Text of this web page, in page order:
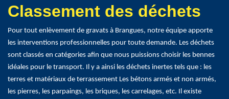
Classement des déchets
Pour tout enlèvement de gravats à Brangues, notre équipe apporte
les interventions professionnelles pour toute demande. Les déchets
sont classés en catégories afin que nous puissions choisir les bennes
idéales pour le transport. Il y a ainsi les déchets inertes tels que : les
terres et matériaux de terrassement Les bétons armés et non armés,
les pierres, les parpaings, les briques, les carrelages, etc. Il existe